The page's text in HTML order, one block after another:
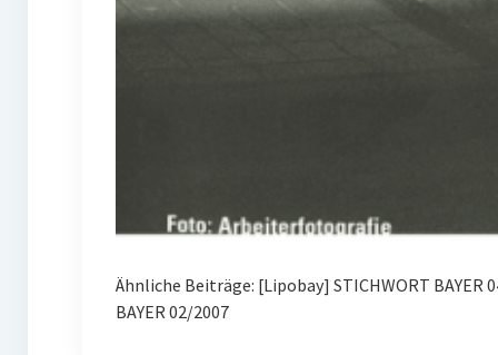
Ähnliche Beiträge: [Lipobay] STICHWORT BAYER
BAYER 02/2007